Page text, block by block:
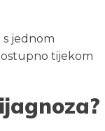
s jednom
tijekom